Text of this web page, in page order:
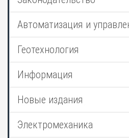
Автоматизация и
Геотехнология
Информация
Новые издания
Электромеханика